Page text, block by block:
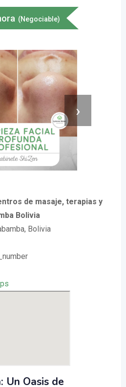
(Negociable)
›
de masaje, terapias y
Bolivia
Bolivia
Un Oasis de